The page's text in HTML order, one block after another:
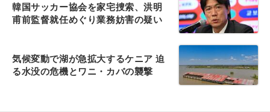
韓国サッカー協会を家宅捜索、洪明
甫前監督就任めぐり業務妨害の疑い
気候変動で湖が急拡大するケニア 迫
る水没の危機とワニ・カバの襲撃